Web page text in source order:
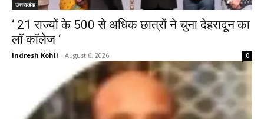
उत्तराखंड
‘ 21 राज्यों के 500 से अधिक छात्रों ने चुना देहरादून का
लाॅ काॅलेज ‘
Indresh Kohli - August 6, 2026 0